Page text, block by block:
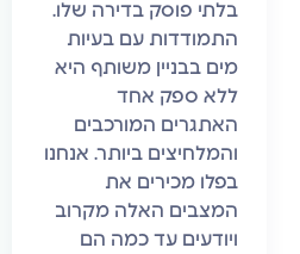
בלתי פוסק בדירה שלו.
התמודדות עם בעיות
מים בבניין משותף היא
ללא ספק אחד
האתגרים המורכבים
והמלחיצים ביותר. אנחנו
בפלו מכירים את
המצבים האלה מקרוב
ויודעים עד כמה הם